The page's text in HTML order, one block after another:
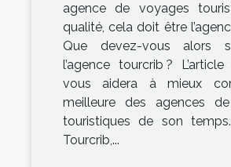
agence de voyages
qualité, cela doit être
Que devez-vous alors
l’agence tourcrib ?
vous aidera à mieux
meilleure des agences
touristiques de son temps.
Tourcrib,...